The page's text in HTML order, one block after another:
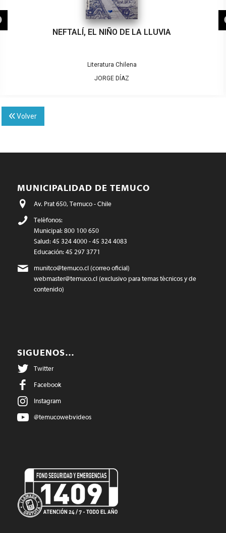
NEFTALÍ, EL NIÑO DE LA LLUVIA
Literatura Chilena
JORGE DÍAZ
Volver
MUNICIPALIDAD DE TEMUCO
Av. Prat 650, Temuco - Chile
Teléfonos:
Municipal: 800 100 650
Salud: 45 324 4000 - 45 324 4083
Educación: 45 297 3771
munitco@temuco.cl(correo oficial)
webmaster@temuco.cl(exclusivo para temas técnicos y de
contenido)
SIGUENOS…
Twitter
Facebook
Instagram
@temucowebvideos